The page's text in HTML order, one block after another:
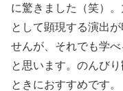
に驚きました（笑）
として顕現する演出
せんが、それでも学
と思います。のんび
ときにおすすめです。